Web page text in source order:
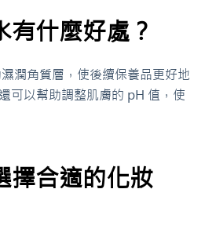
有什麼好處？
潤角質層，使後續保養品更好地
可以幫助調整肌膚的 pH 值，使
擇合適的化妝